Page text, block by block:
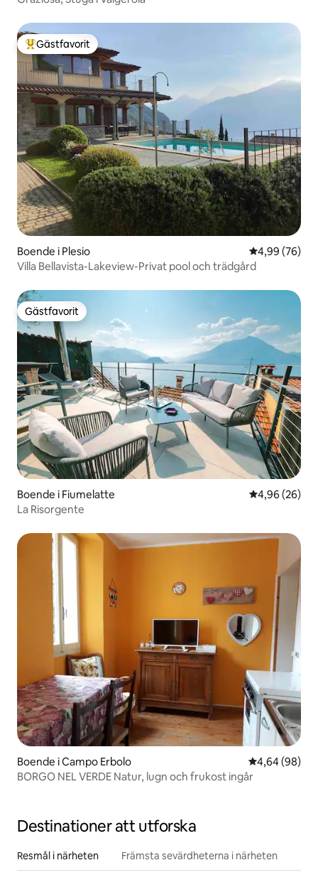
Populär gästfavorit
Gästfavorit
Boende i Plesio 4,99 av 5 i
4,99 (76)
Villa Bellavista-Lakeview-Privat pool och trädgård
Gästfavorit
Gästfavorit
Boende i Fiumelatte 4,96 av 5 i
4,96 (26)
La Risorgente
Boende i Campo Erbolo 4,64 av 5 i
4,64 (98)
BORGO NEL VERDE Natur, lugn och frukost ingår
Destinationer att utforska
Resmål i närheten Främsta sevärdheterna i närheten